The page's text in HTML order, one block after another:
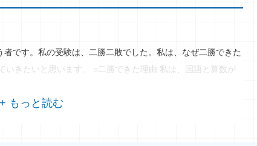
です。私の受験は、二勝二敗でした。私は、なぜ二勝できた
いきたいと思います。 ○二勝できた理由 私は、国語と算数が